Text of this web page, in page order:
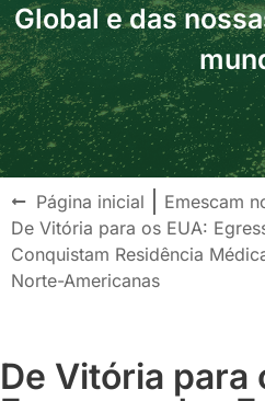
Global e das
Página inicial
Emescam
De Vitória para os EUA:
Conquistam Residência
Norte-Americanas
De Vitória para